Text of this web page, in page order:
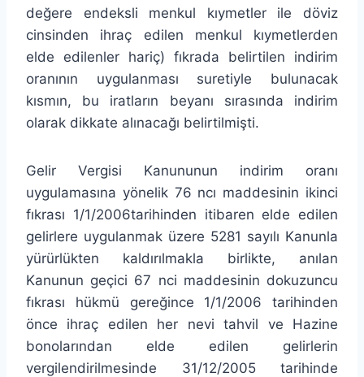
değere endeksli menkul kıymetler ile döviz
cinsinden ihraç edilen menkul kıymetlerden
elde edilenler hariç) fıkrada belirtilen indirim
oranının uygulanması suretiyle bulunacak
kısmın, bu iratların beyanı sırasında indirim
olarak dikkate alınacağı belirtilmişti.
Gelir Vergisi Kanununun indirim oranı
uygulamasına yönelik 76 ncı maddesinin ikinci
fıkrası 1/1/2006tarihinden itibaren elde edilen
gelirlere uygulanmak üzere 5281 sayılı Kanunla
yürürlükten kaldırılmakla birlikte, anılan
Kanunun geçici 67 nci maddesinin dokuzuncu
fıkrası hükmü gereğince 1/1/2006 tarihinden
önce ihraç edilen her nevi tahvil ve Hazine
bonolarından elde edilen gelirlerin
vergilendirilmesinde 31/12/2005 tarihinde